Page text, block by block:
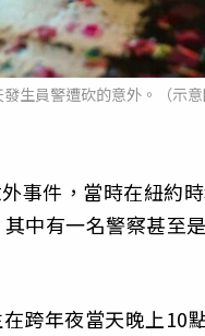
生員警遭砍的意外。（示意
事件，當時在紐約
中有一名警察甚至
跨年夜當天晚上10